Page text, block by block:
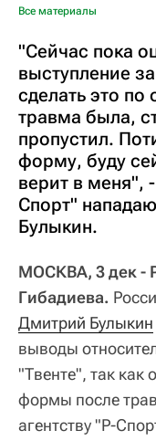
Все материалы
"Сейчас пока
выступление
сделать это
травма была,
пропустил.
форму, буду
верит в меня",
Спорт"
Булыкин.
МОСКВА, 3 дек -
Гибадиева.
Дмитрий Булыкин
выводы
"Твенте", так как
формы после
агентству "Р-